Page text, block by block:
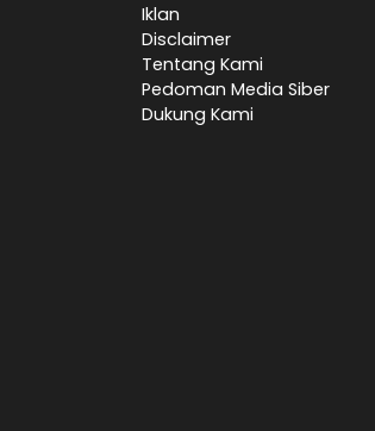
Iklan
Disclaimer
Tentang Kami
Pedoman Media Siber
Dukung Kami